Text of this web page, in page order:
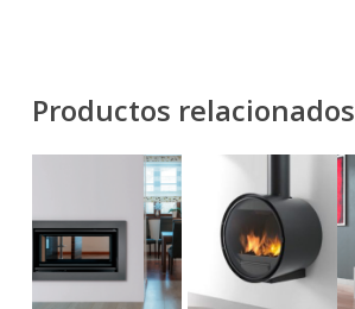
Productos relacionados